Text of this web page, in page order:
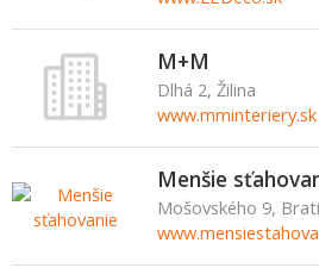
M+M
Dlhá 2, Žilina
www.mminteriery.sk
Menšie
Mošovského 9,